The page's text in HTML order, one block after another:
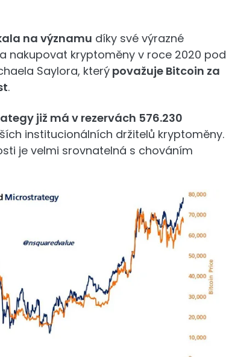
na významu díky své výrazné
nakupovat kryptoměny v roce 2020 pod
Saylora, kterýpovažuje Bitcoin za
.
již má v rezervách 576.230
institucionálních držitelů kryptoměny.
je velmi srovnatelná s chováním